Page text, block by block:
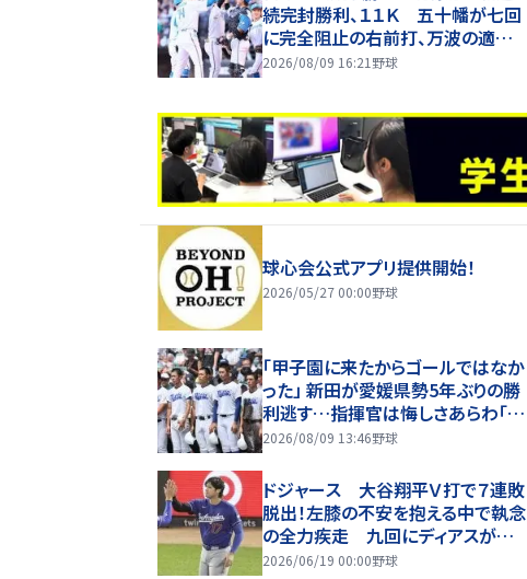
続完封勝利、１１Ｋ 五十幡が七回
に完全阻止の右前打、万波の適時
内野安打で得点
2026/08/09 16:21 野球
球心会公式アプリ提供開始！
2026/05/27 00:00野球
「甲子園に来たからゴールではなか
った」 新田が愛媛県勢5年ぶりの勝
利逃す…指揮官は悔しさあらわ「宿
題がたくさんできた」【26年夏の甲子
2026/08/09 13:46野球
ドジャース 大谷翔平Ｖ打で７連敗
脱出！左膝の不安を抱える中で執念
の全力疾走 九回にディアスが背
信投球も悪循環断つ 十回はヒヤ
2026/06/19 00:00野球